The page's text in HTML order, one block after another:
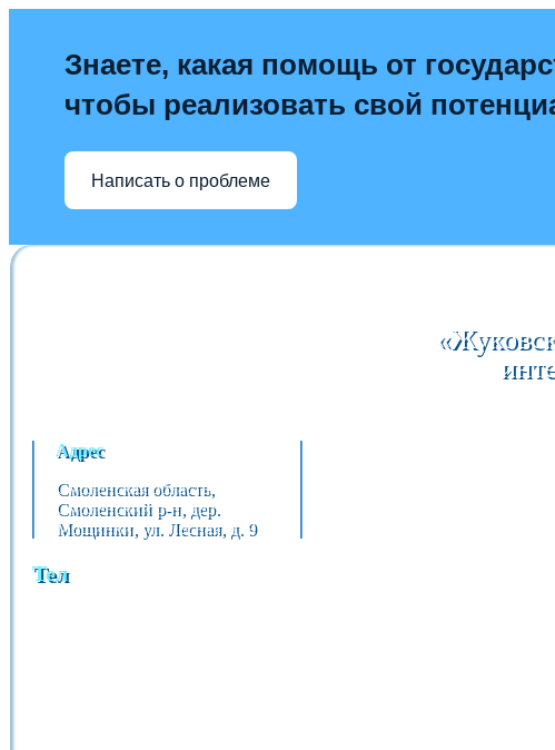
Знаете, какая помощь от
чтобы реализовать свой
Написать о проблеме
Адрес
Смоленская область,
Смоленский р-н, дер.
Мощинки, ул. Лесная, д. 9
Тел